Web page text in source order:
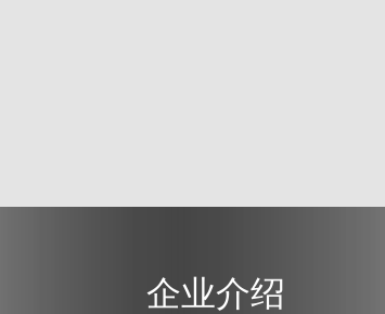
企业介绍